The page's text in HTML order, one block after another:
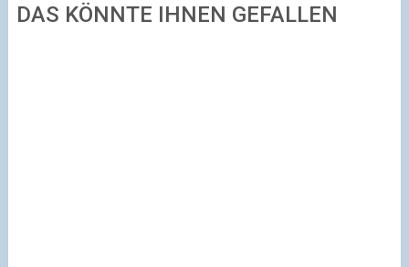
DAS KÖNNTE IHNEN GEFALLEN